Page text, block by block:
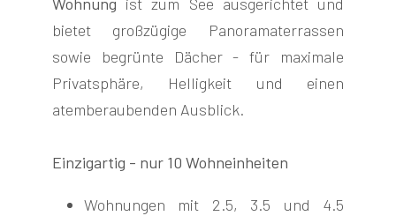
Wohnung ist zum See ausgerichtet und
bietet großzügige Panoramaterrassen
sowie begrünte Dächer - für maximale
Privatsphäre, Helligkeit und einen
atemberaubenden Ausblick.
Einzigartig - nur 10 Wohneinheiten
Wohnungen mit 2.5, 3.5 und 4.5